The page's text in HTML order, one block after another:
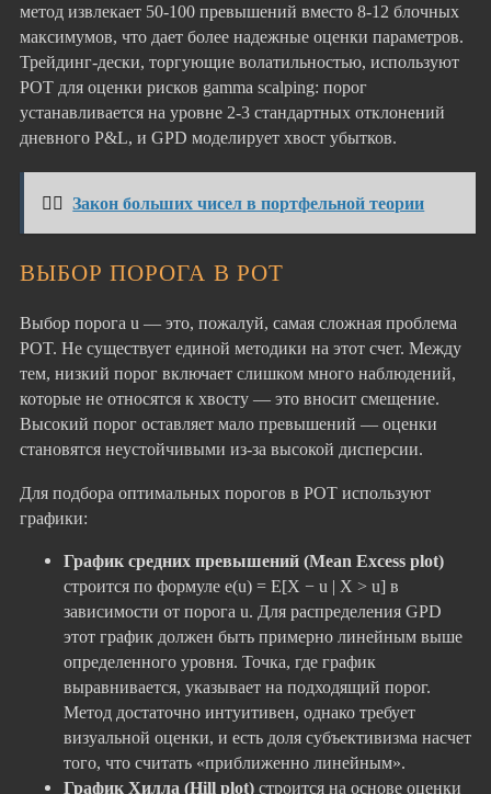
метод извлекает 50-100 превышений вместо 8-12 блочных
максимумов, что дает более надежные оценки параметров.
Трейдинг-дески, торгующие волатильностью, используют
POT для оценки рисков gamma scalping: порог
устанавливается на уровне 2-3 стандартных отклонений
дневного P&L, и GPD моделирует хвост убытков.
👉🏻 Закон больших чисел в портфельной теории
ВЫБОР ПОРОГА В POT
Выбор порога u — это, пожалуй, самая сложная проблема
POT. Не существует единой методики на этот счет. Между
тем, низкий порог включает слишком много наблюдений,
которые не относятся к хвосту — это вносит смещение.
Высокий порог оставляет мало превышений — оценки
становятся неустойчивыми из-за высокой дисперсии.
Для подбора оптимальных порогов в POT используют
графики:
График средних превышений (Mean Excess plot)
строится по формуле e(u) = E[X − u | X > u] в
зависимости от порога u. Для распределения GPD
этот график должен быть примерно линейным выше
определенного уровня. Точка, где график
выравнивается, указывает на подходящий порог.
Метод достаточно интуитивен, однако требует
визуальной оценки, и есть доля субъективизма насчет
того, что считать «приближенно линейным».
График Хилла (Hill plot) строится на основе оценки